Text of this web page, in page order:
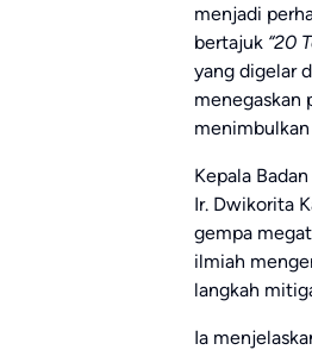
menjadi
bertajuk “20
yang digelar
menegaskan
Kepala
Ir. Dwikorita
gempa
ilmiah
langkah
Ia